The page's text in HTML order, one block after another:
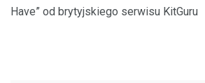
Have” od brytyjskiego serwisu KitGuru